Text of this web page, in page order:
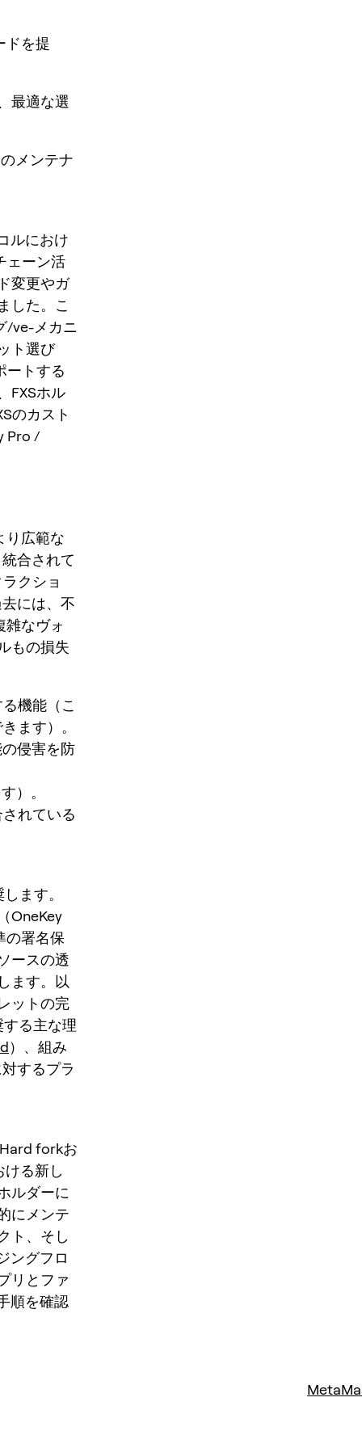
ドを提
最適な選
メンテナ
ルにおけ
ェーン活
変更やガ
した。こ
/ve-メカニ
ト選び
ートする
FXSホル
のカスト
Pro /
り広範な
合されて
クショ
には、不
なヴォ
もの損失
機能（こ
ます）。
侵害を防
）。
れている
ます。
OneKey
の署名保
ースの透
ます。以
ットの完
る主な理
）、組み
するプラ
forkお
ける新し
ルダーに
にメンテ
ト、そし
ングフロ
リとファ
順を確認